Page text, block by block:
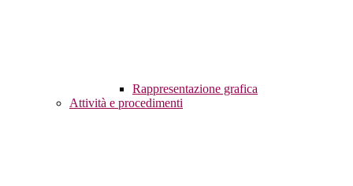
Rappresentazione grafica
Attività e procedimenti